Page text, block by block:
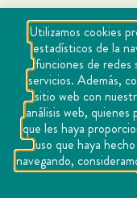
Copyright
Utilizamos cookies
estadísticos de la
funciones de redes
servicios. Además,
sitio web con
análisis web,
que les haya
uso que haya
navegando,